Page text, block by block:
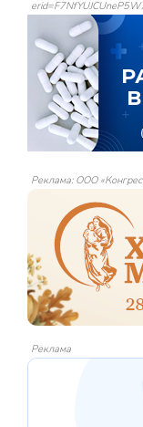
Реклама: ООО
Реклама